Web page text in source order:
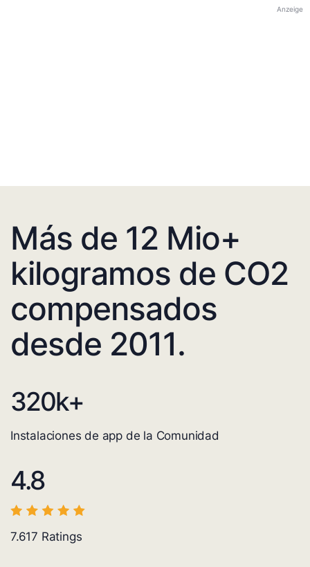
Anzeige
Más de 12 Mio+
kilogramos de CO2
compensados
desde 2011.
320k+
Instalaciones de app de la Comunidad
4.8
7.617 Ratings